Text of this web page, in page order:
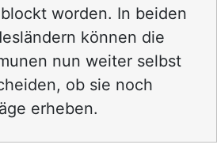
worden. In beiden
können die
nun weiter selbst
ob sie noch
erheben.